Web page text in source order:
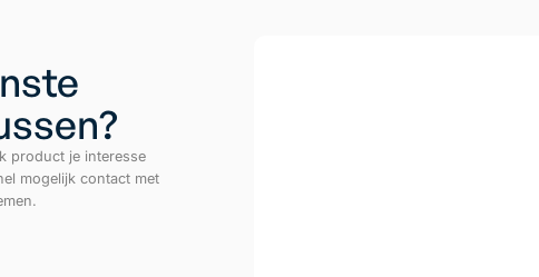
product je interesse
mogelijk contact met